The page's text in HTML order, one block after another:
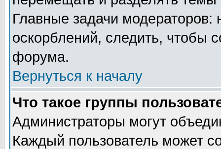
Главные задачи
оскорблений, следить, чтобы
форума.
Вернуться к началу
Что такое группы
Администраторы могут
Каждый пользователь может